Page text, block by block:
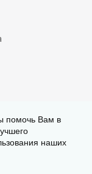
помочь Вам в
наших